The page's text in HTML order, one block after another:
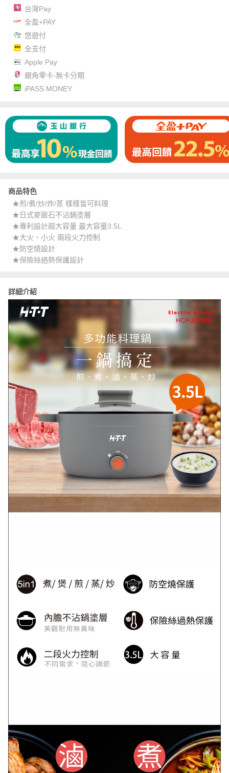
台灣Pay
全盈+PAY
悠遊付
全支付
Apple Pay
銀角零卡-無卡分期
iPASS MONEY
商品特色
★煎/煮/炒/炸/蒸 樣樣皆可料理
★日式麥飯石不沾鍋塗層
★專利設計超大容量 最大容量3.5L
★大火、小火 兩段火力控制
★防空燒設計
★保險絲過熱保護設計
詳細介紹